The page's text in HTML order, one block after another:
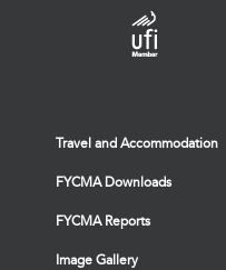
Travel and Accommodation
FYCMA Downloads
FYCMA Reports
Image Gallery